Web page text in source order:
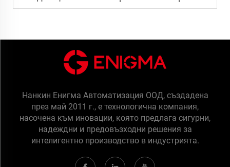
Нанкин Енигма Автоматизация ООД, създадена
през май 2011 г., е технологична компания,
насочена към иновации, която предлага сигурни,
надеждни и предовъзходни решения за
интелигентно производство в индустрията.